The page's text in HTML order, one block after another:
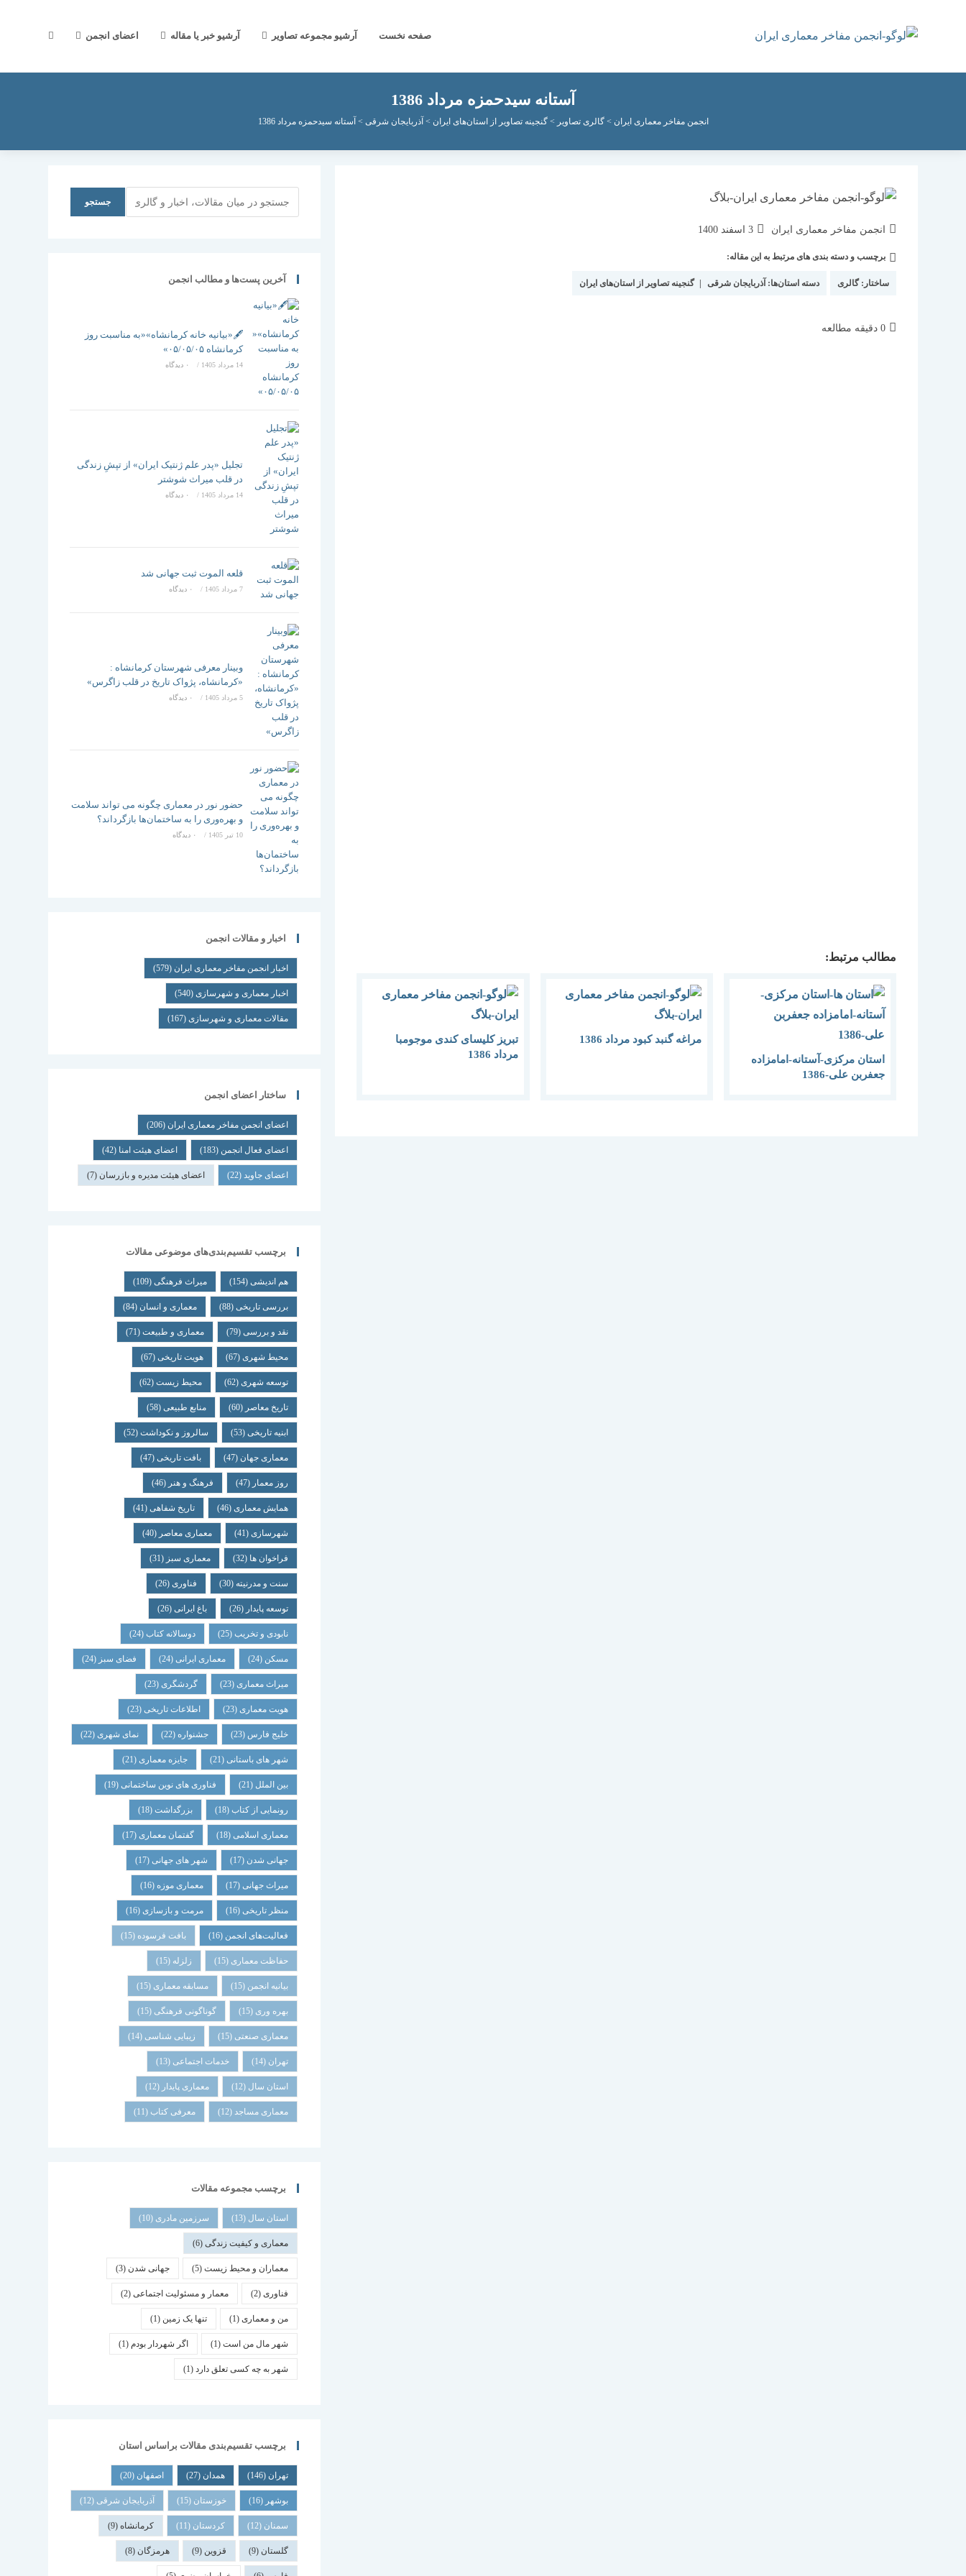
صفحه نخست آرشیو مجموعه تصاویر آرشیو خبر یا مقاله اعضای انجمن جستجوی
آستانه سیدحمزه مرداد 1386
انجمن مفاخر معماری ایران >گالری تصاویر >گنجینه تصاویر از استان‌های ایران > آذربایجان شرقی > آستانه سیدحمزه مرداد 1386
نویسندهٔ
انجمن مفاخر معماری ایران
نوشته
شده
3 اسفند 1400
دسته‌برچسب و دسته بندی های مرتبط به این مقاله:
ساختار:گالری دسته استان‌ها: آذربایجان شرقی گنجینه تصاویر از استان‌های ایران
زمان
0 دقیقه مطالعه
مطالب مرتبط:
استان مرکزی-آستانه-امامزاده
جعفربن علی-1386
مراغه گنبد کبود مرداد 1386
تبریز کلیسای کندی موجومبا
مرداد 1386
جستجو
آخرین پست‌ها و مطالب انجمن
🖋️«بیانیه خانه کرمانشاه»«به مناسبت روز
کرمانشاه ۰۵/۰۵/۰۵»
14 مرداد 1405 / ۰ دیدگاه
تجلیل «پدر علم ژنتیک ایران» از تپشِ زندگی
در قلب میراث شوشتر
14 مرداد 1405 / ۰ دیدگاه
قلعه الموت ثبت جهانی شد
7 مرداد 1405 / ۰ دیدگاه
وبینار معرفی شهرستان کرمانشاه :
«کرمانشاه، پژواک تاریخ در قلب زاگرس»
5 مرداد 1405 / ۰ دیدگاه
حضور نور در معماری چگونه می تواند سلامت
و بهره‌وری را به ساختمان‌ها بازگرداند؟
10 تیر 1405 / ۰ دیدگاه
اخبار و مقالات انجمن
اخبار انجمن مفاخر معماری ایران (579)
اخبار معماری و شهرسازی(540)
مقالات معماری و شهرسازی(167)
ساختار اعضای انجمن
اعضای انجمن مفاخر معماری ایران (206)
اعضای فعال انجمن (183) اعضای هیئت امنا (42)
اعضای جاوید(22) اعضای هیئت مدیره و بازرسان (7)
برچسب تقسیم‌بندی‌های موضوعی مقالات
هم اندیشی(154) میراث فرهنگی(109)
بررسی تاریخی(88) معماری و انسان (84)
نقد و بررسی(79) معماری و طبیعت(71)
محیط شهری(67) هویت تاریخی(67)
توسعه شهری(62) محیط زیست(62)
تاریخ معاصر (60) منابع طبیعی(58)
ابنیه تاریخی(53) سالروز و نکوداشت(52)
معماری جهان (47) بافت تاریخی(47)
روز معمار (47) فرهنگ و هنر (46)
همایش معماری(46) تاریخ شفاهی(41)
شهرسازی(41) معماری معاصر (40)
فراخوان ها (32) معماری سبز (31)
سنت و مدرنیته (30) فناوری(26)
توسعه پایدار (26) باغ ایرانی(26)
نابودی و تخریب(25) دوسالانه کتاب(24)
مسکن (24) معماری ایرانی(24) فضای سبز (24)
میراث معماری(23) گردشگری(23)
هویت معماری(23) اطلاعات تاریخی(23)
خلیج فارس (23) جشنواره (22) نمای شهری(22)
شهر های باستانی(21) جایزه معماری(21)
بین الملل (21) فناوری های نوین ساختمانی(19)
رونمایی از کتاب(18) بزرگداشت(18)
معماری اسلامی(18) گفتمان معماری(17)
جهانی شدن (17) شهر های جهانی(17)
میراث جهانی(17) معماری موزه (16)
منظر تاریخی(16) مرمت و بازسازی(16)
فعالیت‌های انجمن (16) بافت فرسوده (15)
حفاظت معماری (15) زلزله (15)
بیانیه انجمن (15) مسابقه معماری (15)
بهره وری (15) گوناگونی فرهنگی (15)
معماری صنعتی (15) زیبایی شناسی (14)
تهران (14) خدمات اجتماعی (13)
استان سال (12) معماری پایدار (12)
معماری مساجد(12) معرفی کتاب (11)
برچسب مجموعه مقالات
استان سال (13) سرزمین مادری (10)
معماری و کیفیت زندگی(6)
معماران و محیط زیست(5) جهانی شدن (3)
فناوری(2) معمار و مسئولیت اجتماعی(2)
من و معماری(1) تنها یک زمین (1)
شهر مال من است(1) اگر شهردار بودم (1)
شهر به چه کسی تعلق دارد(1)
برچسب تقسیم‌بندی مقالات براساس استان
تهران (146) همدان (27) اصفهان (20)
بوشهر (16) خوزستان (15) آذربایجان شرقی (12)
سمنان (12) کردستان (11) کرمانشاه(9)
گلستان (9) قزوین (9) هرمزگان (8)